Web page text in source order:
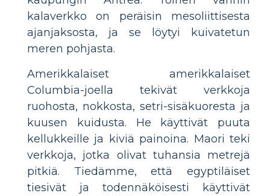
kalaverkko on peräisin mesoliittisesta
ajanjaksosta, ja se löytyi kuivatetun
meren pohjasta.
Amerikkalaiset amerikkalaiset
Columbia-joella tekivät verkkoja
ruohosta, nokkosta, setri-sisäkuoresta ja
kuusen kuidusta. He käyttivät puuta
kellukkeille ja kiviä painoina. Maori teki
verkkoja, jotka olivat tuhansia metrejä
pitkiä. Tiedämme, että egyptiläiset
tiesivät ja todennäköisesti käyttivät